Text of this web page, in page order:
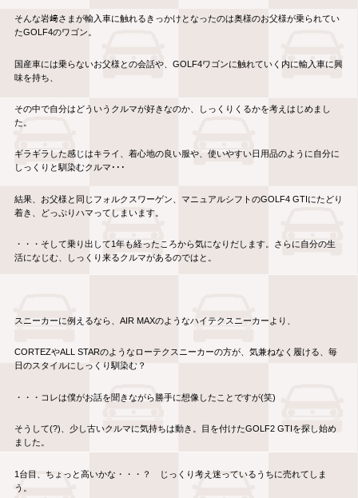
そんな岩﨑さまが輸入車に触れるきっかけとなったのは奥様のお父様が乗られてい
たGOLF4のワゴン。
国産車には乗らないお父様との会話や、GOLF4ワゴンに触れていく内に輸入車に興
味を持ち、
その中で自分はどういうクルマが好きなのか、しっくりくるかを考えはじめまし
た。
ギラギラした感じはキライ、着心地の良い服や、使いやすい日用品のように自分に
しっくりと馴染むクルマ･･･
結果、お父様と同じフォルクスワーゲン、マニュアルシフトのGOLF4 GTIにたどり
着き、どっぷりハマってしまいます。
・・・そして乗り出して1年も経ったころから気になりだします。さらに自分の生
活になじむ、しっくり来るクルマがあるのではと。
スニーカーに例えるなら、AIR MAXのようなハイテクスニーカーより、
CORTEZやALL STARのようなローテクスニーカーの方が、気兼ねなく履ける、毎
日のスタイルにしっくり馴染む？
・・・コレは僕がお話を聞きながら勝手に想像したことですが(笑)
そうして(?)、少し古いクルマに気持ちは動き。目を付けたGOLF2 GTIを探し始め
ました。
1台目、ちょっと高いかな・・・？ じっくり考え迷っているうちに売れてしま
う。